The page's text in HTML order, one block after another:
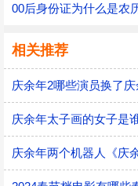
00后身份证为什么是农
相关推荐
庆余年2哪些演员换了
庆余年太子画的女子是
庆余年两个机器人《庆